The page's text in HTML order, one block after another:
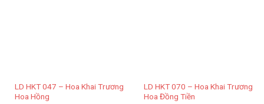
LD HKT 047 – Hoa Khai Trương
Hoa Hồng
LD HKT 070 – Hoa Khai Trương
Hoa Đồng Tiền